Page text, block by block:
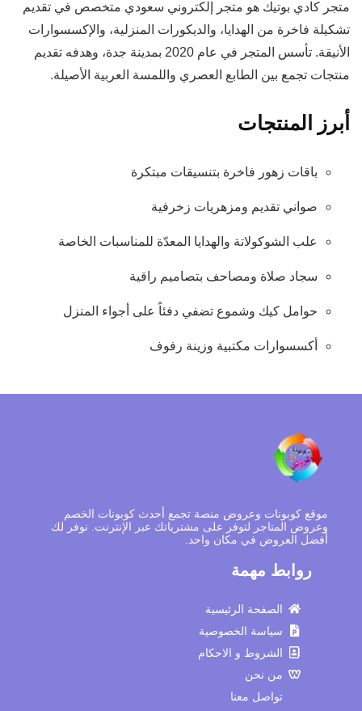
متجر كادي بوتيك هو متجر إلكتروني سعودي متخصص في تقديم
تشكيلة فاخرة من الهدايا، والديكورات المنزلية، والإكسسوارات
الأنيقة. تأسس المتجر في عام 2020 بمدينة جدة، وهدفه تقديم
منتجات تجمع بين الطابع العصري واللمسة العربية الأصيلة.
أبرز المنتجات
باقات زهور فاخرة بتنسيقات مبتكرة
صواني تقديم ومزهريات زخرفية
علب الشوكولاتة والهدايا المعدّة للمناسبات الخاصة
سجاد صلاة ومصاحف بتصاميم راقية
حوامل كيك وشموع تضفي دفئاً على أجواء المنزل
أكسسوارات مكتبية وزينة رفوف
موقع كوبونات وعروض منصة تجمع أحدث كوبونات الخصم
وعروض المتاجر لتوفر على مشترياتك عبر الإنترنت. نوفر لك
أفضل العروض في مكان واحد.
روابط مهمة
الصفحة الرئيسية
سياسة الخصوصية
الشروط و الاحكام
من نحن
تواصل معنا